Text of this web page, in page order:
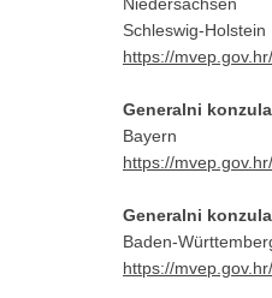
Schleswig-Holstein
https://
Generalni
Bayern
https://
Generalni
Baden-
https://